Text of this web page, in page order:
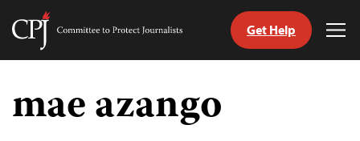
Skip
content
Committee
Get Help
mae azango